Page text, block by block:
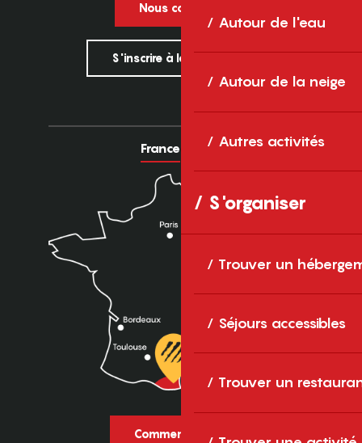
Autour de l'eau
Autour de la neige
Autres activités
S'organiser
Trouver un
Séjours accessibles
Trouver un
Nous contacter
S'inscrire à la newsletter
France Europe
Comment venir ?